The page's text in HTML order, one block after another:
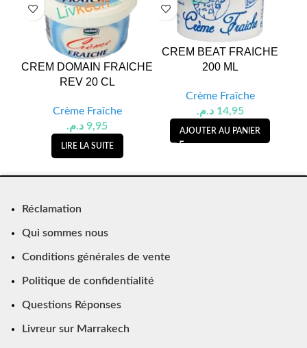
CREM DOMAIN FRAICHE
REV 20 CL
Crème Fraîche
9,95 د.م.
LIRE LA SUITE
CREM BEAT FRAICHE
200 ML
Crème Fraîche
14,95 د.م.
AJOUTER AU PANIER
Réclamation
Qui sommes nous
Conditions générales de vente
Politique de confidentialité
Questions Réponses
Livreur sur Marrakech